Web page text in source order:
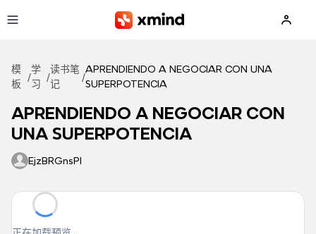
模
板
/
学
习
/
读书笔
记
/
APRENDIENDO A NEGOCIAR CON UNA
SUPERPOTENCIA
APRENDIENDO A NEGOCIAR CON
UNA SUPERPOTENCIA
EjzBRGnsPI